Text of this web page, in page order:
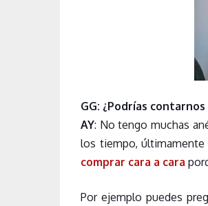
GG: ¿Podrías
AY: No tengo muchas
los tiempo,
comprar cara a cara
Por ejemplo puedes